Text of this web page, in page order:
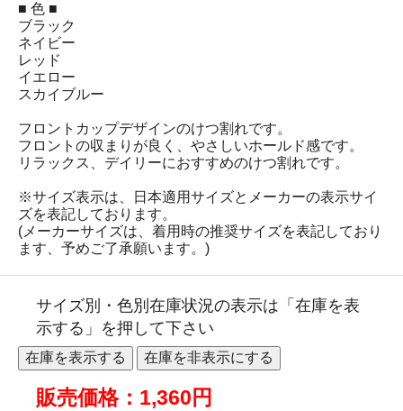
■ 色 ■
ブラック
ネイビー
レッド
イエロー
スカイブルー
フロントカップデザインのけつ割れです。
フロントの収まりが良く、やさしいホールド感です。
リラックス、デイリーにおすすめのけつ割れです。
※サイズ表示は、日本適用サイズとメーカーの表示サイ
ズを表記しております。
(メーカーサイズは、着用時の推奨サイズを表記しており
ます、予めご了承願います。)
サイズ別・色別在庫状況の表示は「在庫を表
示する」を押して下さい
販売価格：1,360円